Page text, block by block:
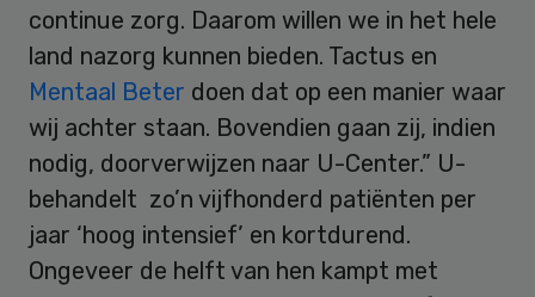
continue zorg. Daarom willen we in het hele
land nazorg kunnen bieden. Tactus en
Mentaal Beter doen dat op een manier waar
wij achter staan. Bovendien gaan zij, indien
nodig, doorverwijzen naar U-Center.” U-
behandelt zo’n vijfhonderd patiënten per
jaar ‘hoog intensief’ en kortdurend.
Ongeveer de helft van hen kampt met